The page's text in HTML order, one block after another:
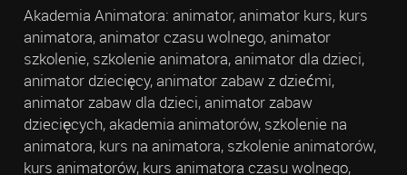
Akademia Animatora: animator, animator kurs, kurs
animatora, animator czasu wolnego, animator
szkolenie, szkolenie animatora, animator dla dzieci,
animator dziecięcy, animator zabaw z dziećmi,
animator zabaw dla dzieci, animator zabaw
dziecięcych, akademia animatorów, szkolenie na
animatora, kurs na animatora, szkolenie animatorów,
kurs animatorów, kurs animatora czasu wolnego,